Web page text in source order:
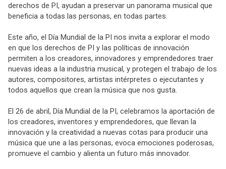
derechos de PI, ayudan a preservar un panorama musical que
beneficia a todas las personas, en todas partes.
Este año, el Día Mundial de la PI nos invita a explorar el modo
en que los derechos de PI y las políticas de innovación
permiten a los creadores, innovadores y emprendedores traer
nuevas ideas a la industria musical, y protegen el trabajo de los
autores, compositores, artistas intérpretes o ejecutantes y
todos aquellos que crean la música que nos gusta.
El 26 de abril, Día Mundial de la PI, celebramos la aportación de
los creadores, inventores y emprendedores, que llevan la
innovación y la creatividad a nuevas cotas para producir una
música que une a las personas, evoca emociones poderosas,
promueve el cambio y alienta un futuro más innovador.